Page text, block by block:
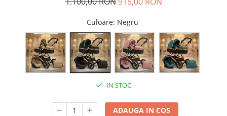
Culoare: Negru
IN STOC
ADAUGA IN COS